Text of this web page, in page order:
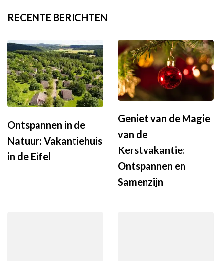
RECENTE BERICHTEN
Ontspannen in de
Natuur: Vakantiehuis
in de Eifel
Geniet van de Magie
van de
Kerstvakantie:
Ontspannen en
Samenzijn